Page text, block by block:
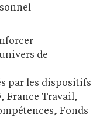
de
par les dispositifs
France Travail,
Fonds